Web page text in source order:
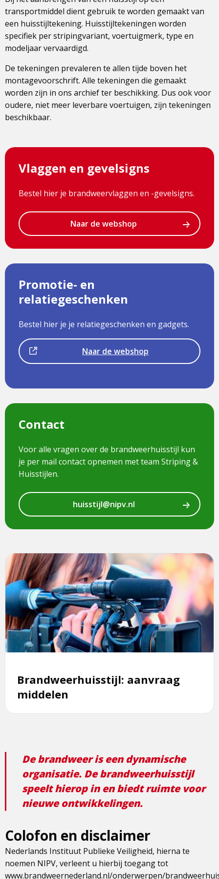
transportmiddel dient gebruik te worden gemaakt van
een huisstijltekening. Huisstijltekeningen worden
specifiek per stripingvariant, voertuigmerk, type en
modeljaar vervaardigd.
De tekeningen prevaleren te allen tijde boven het
montagevoorschrift. Alle tekeningen die gemaakt
worden zijn in ons archief ter beschikking. Dus ook voor
oudere, niet meer leverbare voertuigen, zijn tekeningen
beschikbaar.
Vlaggen en gevelsigns
Bestel hier je brandweervlaggen en -gevelsigns.
Naar de webshop
Promotie- en
relatiegeschenken
Bestel hier je je relatiegeschenken en gadgets.
is
externe
Bezoek
de
Naar de webshop
Contact
Voor alle vragen over de brandweerhuisstijl kun
je per mail contact opnemen met team Striping &
Huisstijlen.
huisstijl@nipv.nl
Brandweerhuisstijl: aanvraag
middelen
Lees
meer
over
Brandweerhuisstijl:
aanvraag
middelen
De brandweer is een dynamische
organisatie. De brandweerhuisstijl
speelt hierop in en biedt ruimte voor
nieuwe ontwikkelingen.
Colofon en disclaimer
Nederlands Instituut Publieke Veiligheid, hierna te
noemen NIPV, verleent u hierbij toegang tot
www.brandweernederland.nl/onderwerpen/